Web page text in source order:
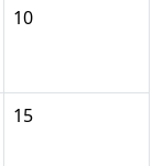
10
15